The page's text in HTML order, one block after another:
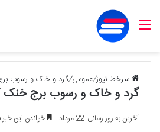
منو
سرخط نیوز/عمومی/گرد و خاک و رسوب
گرد و خاک و رسوب برج
آخرین به روز رسانی: 22 مرداد خواندن این خبر 6 دقیقه طول می کشد